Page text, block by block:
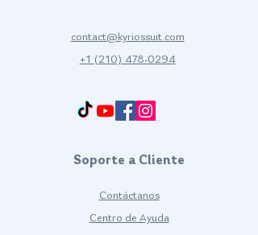
contact@kyriossuit.com
+1 (210) 478-0294
Soporte a Cliente
Contáctanos
Centro de Ayuda